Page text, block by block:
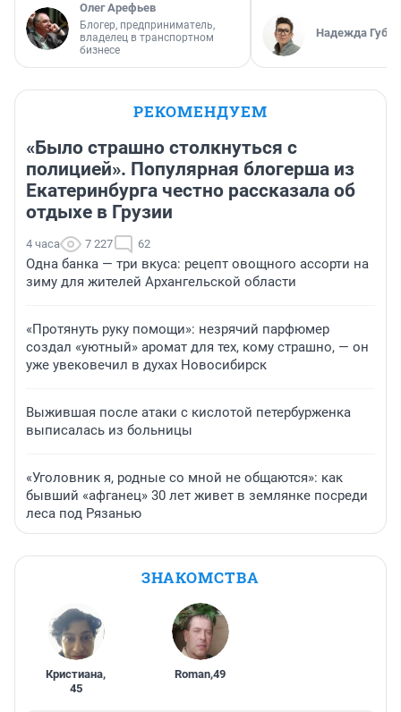
Олег Арефьев
Блогер, предприниматель,
владелец в транспортном
бизнесе
Надежда
РЕКОМЕНДУЕМ
«Было страшно столкнуться с
полицией». Популярная блогерша из
Екатеринбурга честно рассказала об
отдыхе в Грузии
4 часа 7 227 62
Одна банка — три вкуса: рецепт овощного ассорти на
зиму для жителей Архангельской области
«Протянуть руку помощи»: незрячий парфюмер
создал «уютный» аромат для тех, кому страшно, — он
уже увековечил в духах Новосибирск
Выжившая после атаки с кислотой петербурженка
выписалась из больницы
«Уголовник я, родные со мной не общаются»: как
бывший «афганец» 30 лет живет в землянке посреди
леса под Рязанью
ЗНАКОМСТВА
Кристиана,
45
Roman,49